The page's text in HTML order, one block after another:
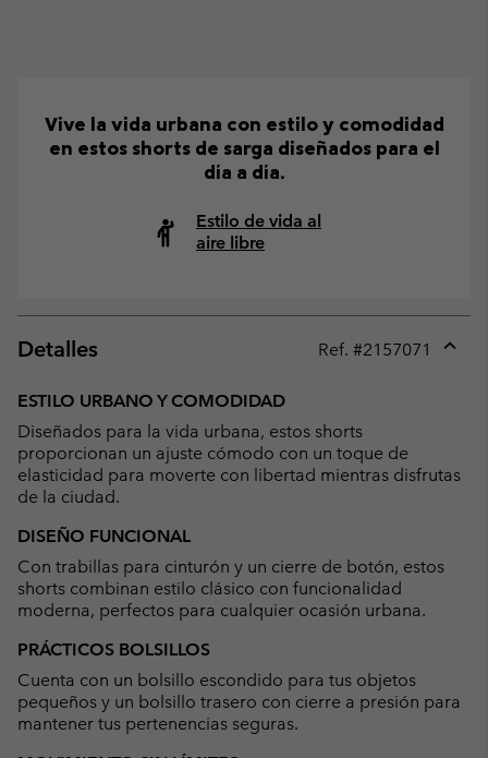
Vive la vida urbana con estilo y comodidad
en estos shorts de sarga diseñados para el
día a día.
Estilo de vida al
aire libre
Detalles Ref. #2157071
ESTILO URBANO Y COMODIDAD
Diseñados para la vida urbana, estos shorts
proporcionan un ajuste cómodo con un toque de
elasticidad para moverte con libertad mientras disfrutas
de la ciudad.
DISEÑO FUNCIONAL
Con trabillas para cinturón y un cierre de botón, estos
shorts combinan estilo clásico con funcionalidad
moderna, perfectos para cualquier ocasión urbana.
PRÁCTICOS BOLSILLOS
Cuenta con un bolsillo escondido para tus objetos
pequeños y un bolsillo trasero con cierre a presión para
mantener tus pertenencias seguras.